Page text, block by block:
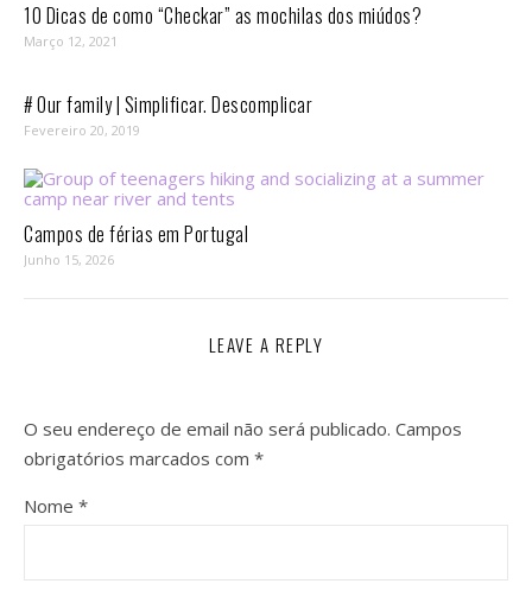
10 Dicas de como “Checkar” as mochilas dos miúdos?
Março 12, 2021
# Our family | Simplificar. Descomplicar
Fevereiro 20, 2019
Campos de férias em Portugal
Junho 15, 2026
LEAVE A REPLY
O seu endereço de email não será publicado. Campos
obrigatórios marcados com *
Nome *